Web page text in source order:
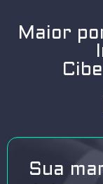
Maior
Sua